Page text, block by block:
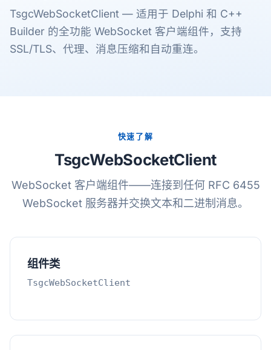
TsgcWebSocketClient — 适用于 Delphi 和 C++
Builder 的全功能 WebSocket 客户端组件，支持
SSL/TLS、代理、消息压缩和自动重连。
快速了解
TsgcWebSocketClient
WebSocket 客户端组件——连接到任何 RFC 6455
WebSocket 服务器并交换文本和二进制消息。
组件类
TsgcWebSocketClient